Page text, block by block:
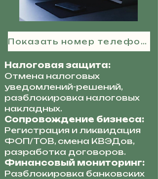
Показать номер телефона
Налоговая защита:
Отмена налоговых
уведомлений-решений,
разблокировка налоговых
накладных.
Сопровождение бизнеса:
Регистрация и ликвидация
ФОП/ТОВ, смена КВЭДов,
разработка договоров.
Финансовый мониторинг:
Разблокировка банковских